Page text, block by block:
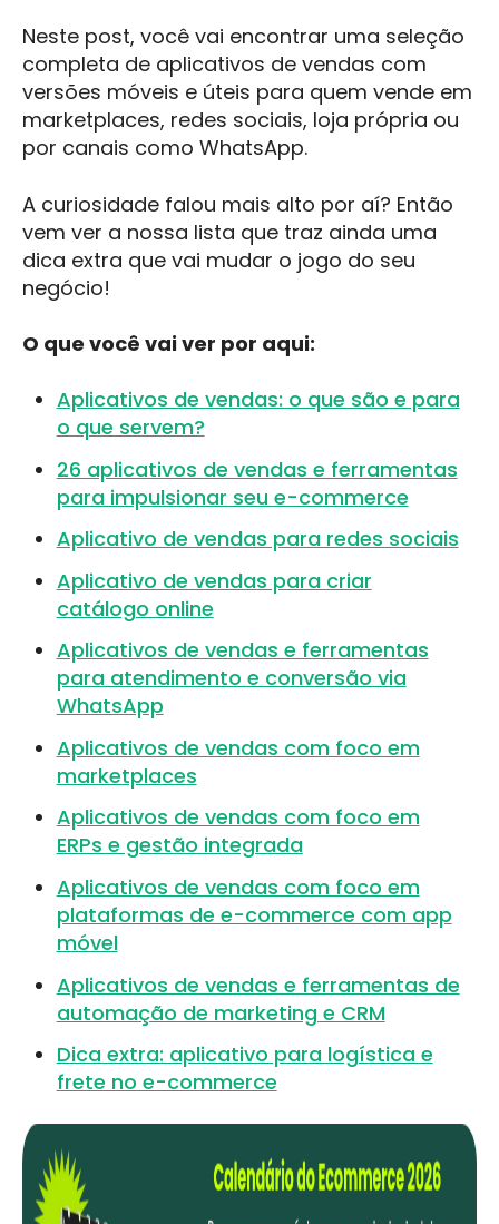
Neste post, você vai encontrar uma seleção
completa de aplicativos de vendas com
versões móveis e úteis para quem vende em
marketplaces, redes sociais, loja própria ou
por canais como WhatsApp.
A curiosidade falou mais alto por aí? Então
vem ver a nossa lista que traz ainda uma
dica extra que vai mudar o jogo do seu
negócio!
O que você vai ver por aqui:
Aplicativos de vendas: o que são e para
o que servem?
26 aplicativos de vendas e ferramentas
para impulsionar seu e-commerce
Aplicativo de vendas para redes sociais
Aplicativo de vendas para criar
catálogo online
Aplicativos de vendas e ferramentas
para atendimento e conversão via
WhatsApp
Aplicativos de vendas com foco em
marketplaces
Aplicativos de vendas com foco em
ERPs e gestão integrada
Aplicativos de vendas com foco em
plataformas de e-commerce com app
móvel
Aplicativos de vendas e ferramentas de
automação de marketing e CRM
Dica extra: aplicativo para logística e
frete no e-commerce